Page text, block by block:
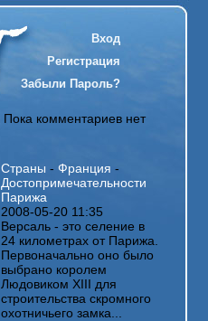
Вход
Регистрация
Забыли Пароль?
Пока комментариев нет
Страны - Франция -
Достопримечательности
Парижа
2008-05-20 11:35
Версаль - это селение в
24 километрах от Парижа.
Первоначально оно было
выбрано королем
Людовиком XIII для
строительства скромного
охотничьего замка...